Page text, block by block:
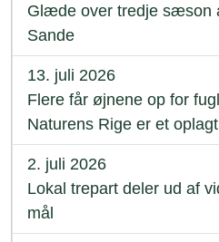
Glæde over tredje sæson
Sande
13. juli 2026
Flere får øjnene op for
Naturens Rige er et
2. juli 2026
Lokal trepart deler ud af
mål